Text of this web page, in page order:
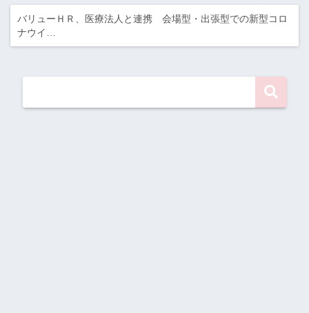
バリューＨＲ、医療法人と連携 会場型・出張型での新型コロ
ナウイ…